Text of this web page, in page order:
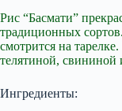
Рис “Басмати”
традиционных
смотрится на
телятиной, свининой
Ингредиенты: